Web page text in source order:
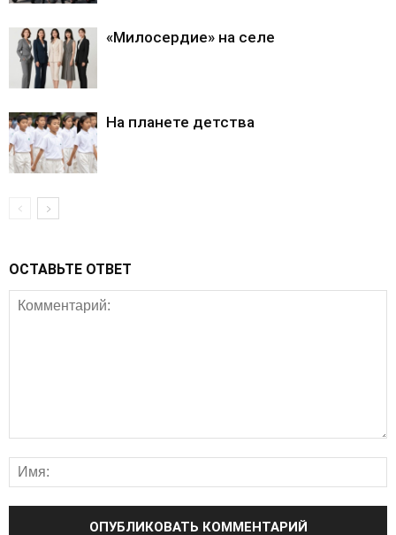
«Милосердие» на селе
На планете детства
ОСТАВЬТЕ ОТВЕТ